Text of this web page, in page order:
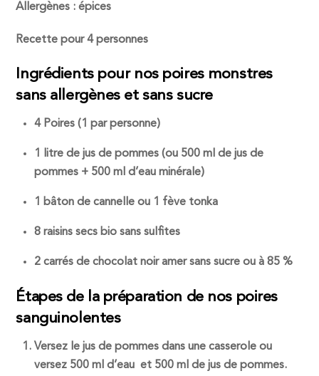
Allergènes : épices
Recette pour 4 personnes
Ingrédients pour nos poires monstres
sans allergènes et sans sucre
4 Poires (1 par personne)
1 litre de jus de pommes (ou 500 ml de jus de
pommes + 500 ml d’eau minérale)
1 bâton de cannelle ou 1 fève tonka
8 raisins secs bio sans sulfites
2 carrés de chocolat noir amer sans sucre ou à 85 %
Étapes de la préparation de nos poires
sanguinolentes
Versez le jus de pommes dans une casserole ou
versez 500 ml d’eau et 500 ml de jus de pommes.